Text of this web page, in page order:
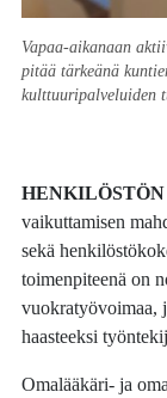
Vapaa-aikanaan
pitää tärkeänä
kulttuuripalveluiden
vaikuttamisen
sekä
toimenpiteenä on
vuokratyövoimaa,
haasteeksi
Omalääkäri- ja